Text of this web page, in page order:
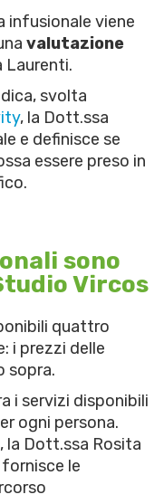
infusionale viene
valutazione
Laurenti.
svolta
, la Dott.ssa
e definisce se
essere preso in
sono
Vircos
quattro
i prezzi delle
sopra.
i servizi disponibili
ogni persona.
la Dott.ssa Rosita
le